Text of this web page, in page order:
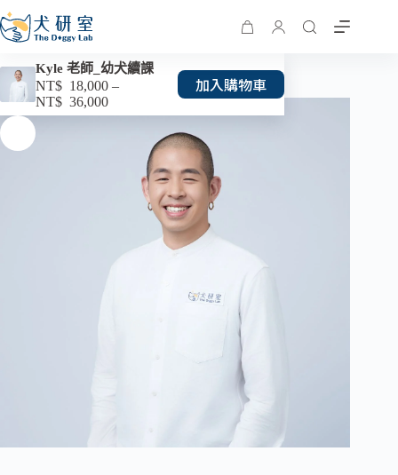
Kyle 老師_幼犬續課
NT$ 18,000 –
NT$ 36,000
加入購物車